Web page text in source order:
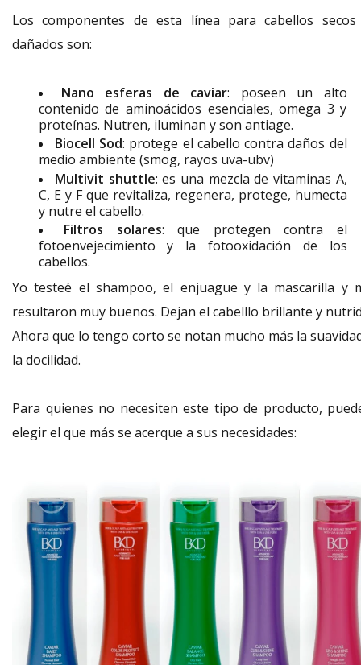
Los componentes de esta línea para cabellos
dañados son:
Nano esferas de caviar: poseen un alto
contenido de aminoácidos esenciales, omega 3 y
proteínas. Nutren, iluminan y son antiage.
Biocell Sod: protege el cabello contra daños del
medio ambiente (smog, rayos uva-ubv)
Multivit shuttle: es una mezcla de vitaminas A,
C, E y F que revitaliza, regenera, protege, humecta
y nutre el cabello.
Filtros solares: que protegen contra el
fotoenvejecimiento y la fotooxidación de los
cabellos.
Yo testeé el shampoo, el enjuague y la mascarilla y
resultaron muy buenos. Dejan el cabelllo brillante y
Ahora que lo tengo corto se notan mucho más la
la docilidad.
Para quienes no necesiten este tipo de producto,
elegir el que más se acerque a sus necesidades: